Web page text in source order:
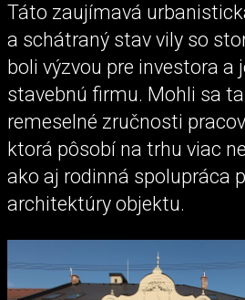
Táto zaujímavá
a schátraný stav vily so
boli výzvou pre investora a
stavebnú firmu. Mohli sa
remeselné zručnosti
ktorá pôsobí na trhu viac
ako aj rodinná spolupráca
architektúry objektu.